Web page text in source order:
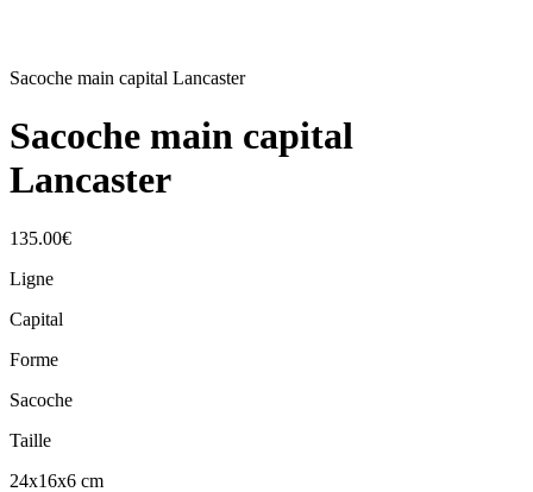
Sacoche main capital Lancaster
Sacoche main capital
Lancaster
135.00€
Ligne
Capital
Forme
Sacoche
Taille
24x16x6 cm